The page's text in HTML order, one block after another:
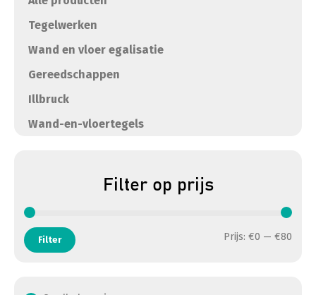
Tegelwerken
Wand en vloer egalisatie
Gereedschappen
Illbruck
Wand-en-vloertegels
Filter op prijs
Filter Prijs: €0 — €80